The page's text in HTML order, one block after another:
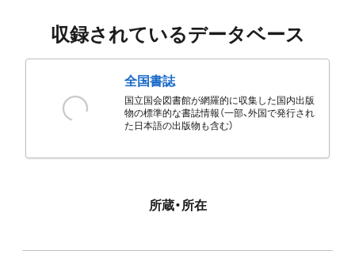
収録されているデータベース
全国書誌
国立国会図書館が網羅的に収集した国内出版
物の標準的な書誌情報（一部、外国で発行され
た日本語の出版物も含む）
所蔵・所在